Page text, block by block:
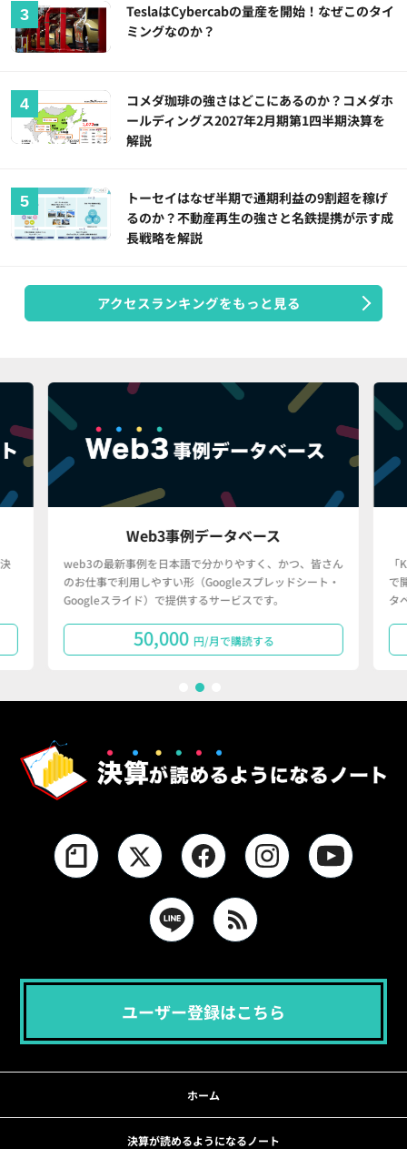
TeslaはCybercabの量産を開始！なぜこのタイ
ミングなのか？
コメダ珈琲の強さはどこにあるのか？コメダホ
ールディングス2027年2月期第1四半期決算を
解説
トーセイはなぜ半期で通期利益の9割超を稼げ
るのか？不動産再生の強さと名鉄提携が示す成
長戦略を解説
アクセスランキングをもっと見る
Web3事例データベース
web3の最新事例を日本語で分かりやすく、かつ、皆さん
のお仕事で利用しやすい形（Googleスプレッドシート・
Googleスライド）で提供するサービスです。
50,000 円/月で購読する
で
タ
ユーザー登録はこちら
ホーム
決算が読めるようになるノート